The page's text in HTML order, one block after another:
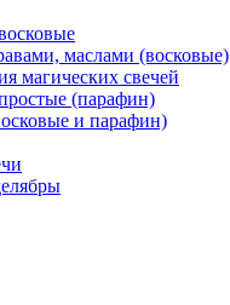
маслами (восковые)
магических свечей
(парафин)
и парафин)